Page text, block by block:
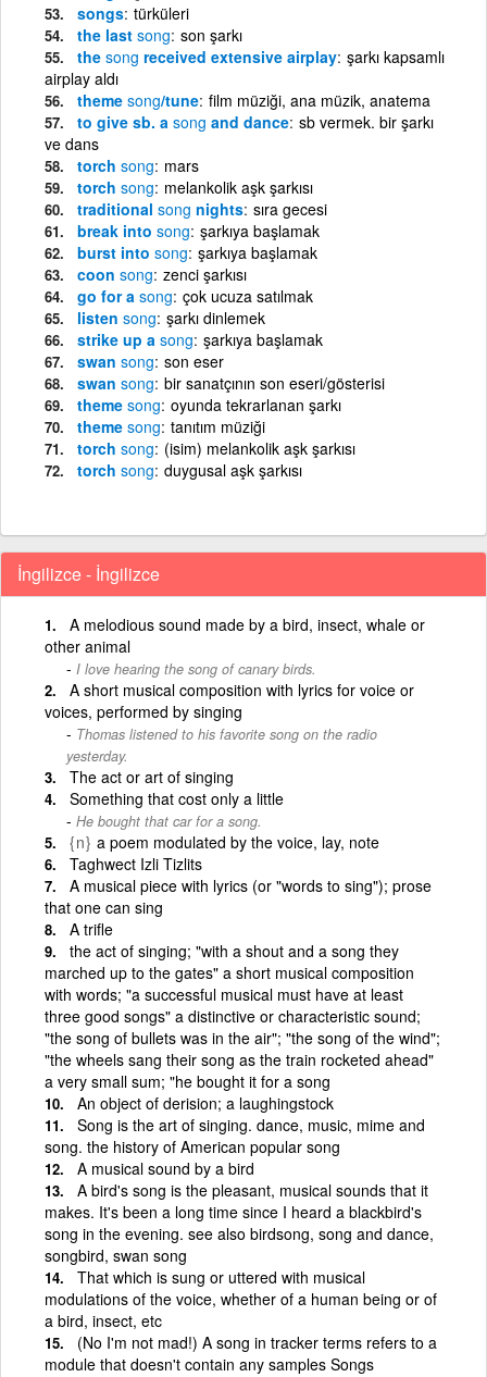
songs türküleri
the last song son şarkı
the song received extensive airplay şarkı kapsamlı
airplay aldı
theme song/tune film müziği, ana müzik, anatema
to give sb. a song and dance sb vermek. bir şarkı
ve dans
torch song mars
torch song melankolik aşk şarkısı
traditional song nights sıra gecesi
break into song şarkıya başlamak
burst into song şarkıya başlamak
coon song zenci şarkısı
go for a song çok ucuza satılmak
listen song şarkı dinlemek
strike up a song şarkıya başlamak
swan song son eser
swan song bir sanatçının son eseri/gösterisi
theme song oyunda tekrarlanan şarkı
theme song tanıtım müziği
torch song (isim) melankolik aşk şarkısı
torch song duygusal aşk şarkısı
İngilizce - İngilizce
A melodious sound made by a bird, insect, whale or
other animal
I love hearing the song of canary birds.
A short musical composition with lyrics for voice or
voices, performed by singing
Thomas listened to his favorite song on the radio
yesterday.
The act or art of singing
Something that cost only a little
He bought that car for a song.
{n} a poem modulated by the voice, lay, note
Taghwect Izli Tizlits
A musical piece with lyrics (or "words to sing"); prose
that one can sing
A trifle
the act of singing; "with a shout and a song they
marched up to the gates" a short musical composition
with words; "a successful musical must have at least
three good songs" a distinctive or characteristic sound;
"the song of bullets was in the air"; "the song of the wind";
"the wheels sang their song as the train rocketed ahead"
a very small sum; "he bought it for a song
An object of derision; a laughingstock
Song is the art of singing. dance, music, mime and
song. the history of American popular song
A musical sound by a bird
A bird's song is the pleasant, musical sounds that it
makes. It's been a long time since I heard a blackbird's
song in the evening. see also birdsong, song and dance,
songbird, swan song
That which is sung or uttered with musical
modulations of the voice, whether of a human being or of
a bird, insect, etc
(No I'm not mad!) A song in tracker terms refers to a
module that doesn't contain any samples Songs